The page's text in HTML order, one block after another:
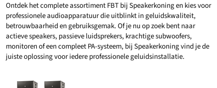
Ontdek het complete assortiment FBT bij Speakerkoning en kies voor
professionele audioapparatuur die uitblinkt in geluidskwaliteit,
betrouwbaarheid en gebruiksgemak. Of je nu op zoek bent naar
actieve speakers, passieve luidsprekers, krachtige subwoofers,
monitoren of een compleet PA-systeem, bij Speakerkoning vind je de
juiste oplossing voor iedere professionele geluidsinstallatie.